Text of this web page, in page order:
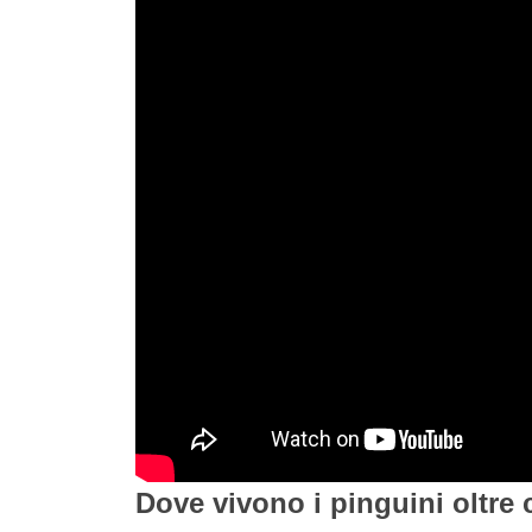
Dove vivono i pinguini oltre